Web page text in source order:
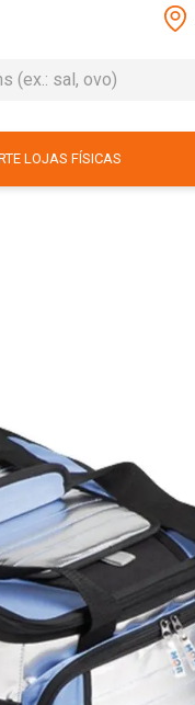
sal, ovo)
LOJAS FÍSICAS